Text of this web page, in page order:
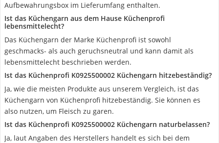
Aufbewahrungsbox im Lieferumfang enthalten.
Ist das Küchengarn aus dem Hause Küchenprofi
lebensmittelecht?
Das Küchengarn der Marke Küchenprofi ist sowohl
geschmacks- als auch geruchsneutral und kann damit als
lebensmittelecht beschrieben werden.
Ist das Küchenprofi K0925500002 Küchengarn hitzebeständig?
Ja, wie die meisten Produkte aus unserem Vergleich, ist das
Küchengarn von Küchenprofi hitzebeständig. Sie können es
also nutzen, um Fleisch zu garen.
Ist das Küchenprofi K0925500002 Küchengarn naturbelassen?
Ja, laut Angaben des Herstellers handelt es sich bei dem